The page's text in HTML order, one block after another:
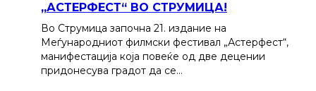
„АСТЕРФЕСТ“ ВО СТРУМИЦА!
Во Струмица започна 21. издание на
Меѓународниот филмски фестивал „Астерфест“,
манифестација која повеќе од две децении
придонесува градот да се…